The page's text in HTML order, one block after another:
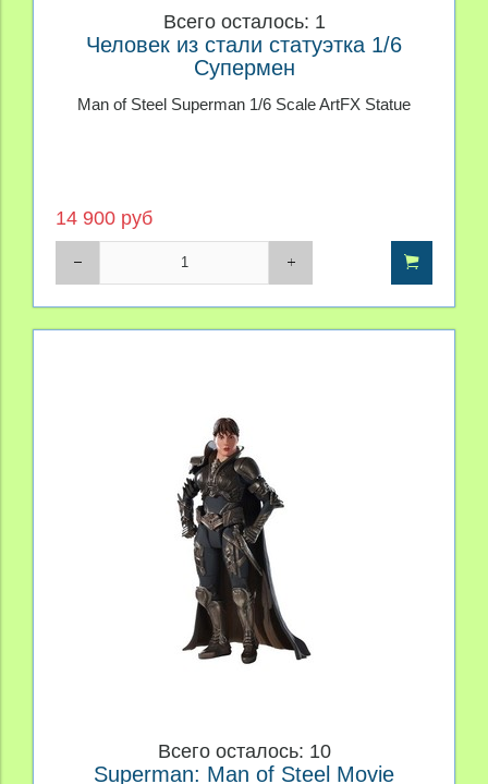
Всего осталось: 1
Человек из стали статуэтка 1/6
Супермен
Man of Steel Superman 1/6 Scale ArtFX Statue
14 900 руб
Всего осталось: 10
Superman: Man of Steel Movie